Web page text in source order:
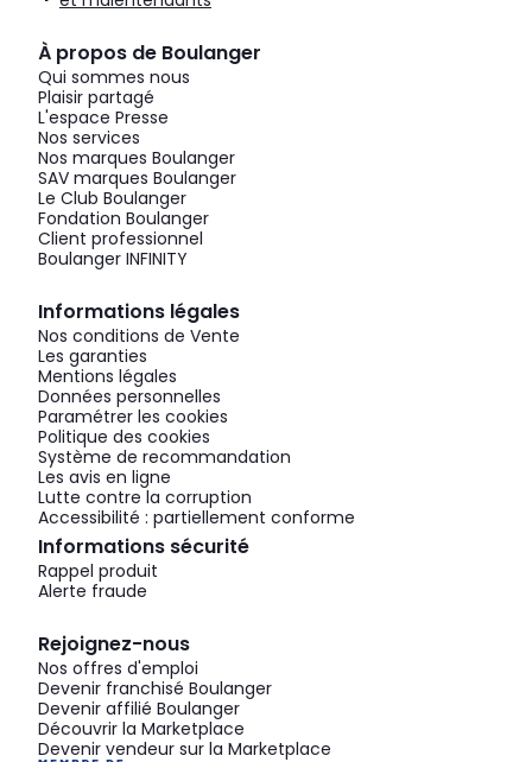
À propos de Boulanger
Qui sommes nous
Plaisir partagé
L'espace Presse
Nos services
Nos marques Boulanger
SAV marques Boulanger
Le Club Boulanger
Fondation Boulanger
Client professionnel
Boulanger INFINITY
Informations légales
Nos conditions de Vente
Les garanties
Mentions légales
Données personnelles
Paramétrer les cookies
Politique des cookies
Système de recommandation
Les avis en ligne
Lutte contre la corruption
Accessibilité : partiellement conforme
Informations sécurité
Rappel produit
Alerte fraude
Rejoignez-nous
Nos offres d'emploi
Devenir franchisé Boulanger
Devenir affilié Boulanger
Découvrir la Marketplace
Devenir vendeur sur la Marketplace